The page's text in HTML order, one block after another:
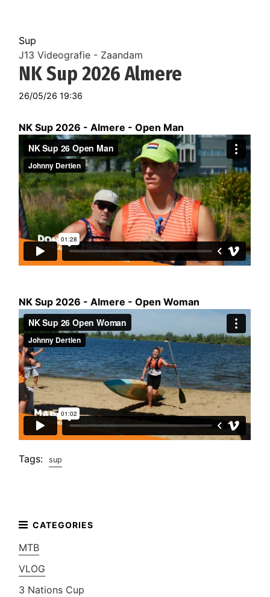
Sup
J13 Videografie - Zaandam
NK Sup 2026 Almere
26/05/26 19:36
NK Sup 2026 - Almere - Open Man
NK Sup 2026 - Almere - Open Woman
Tags: sup
MTB
VLOG
3 Nations Cup